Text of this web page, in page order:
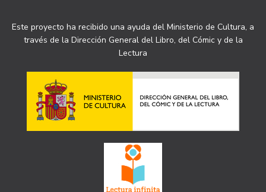
Este proyecto ha recibido una ayuda del Ministerio de Cultura, a
través de la Dirección General del Libro, del Cómic y de la
Lectura